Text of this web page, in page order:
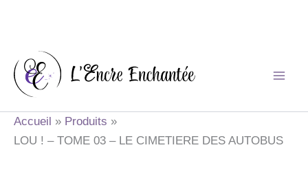
contenu
Accueil
Produits
LOU ! – TOME 03 – LE CIMETIERE DES AUTOBUS